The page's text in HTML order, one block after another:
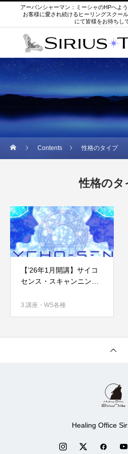
アーバンシャーマン：ミーシャのHPへよ
お客様に愛され続けるヒーリングスクー
にて皆様をお待ちし
Contents 性格のタイプ
性格のタ
【’26年1月開講】サイコ
センス・スキャンニング
3.講座・WS各種
Healing Office